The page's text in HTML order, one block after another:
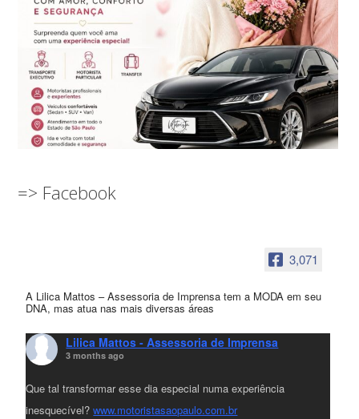
=> Facebook
3,071
A Lilica Mattos – Assessoria de Imprensa tem a MODA em seu
DNA, mas atua nas mais diversas áreas
Lilica Mattos - Assessoria de Imprensa
3 months ago
Que tal transformar esse dia especial numa experiência
inesquecível?www.motoristasaopaulo.com.br